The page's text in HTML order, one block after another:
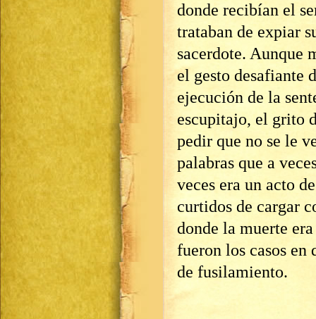
donde recibían el
trataban de expiar
sacerdote. Aunque
el gesto desafiante
ejecución de la
escupitajo, el grito
pedir que no se le
palabras que a
veces era un acto
curtidos de cargar
donde la muerte
fueron los casos en
de fusilamiento.